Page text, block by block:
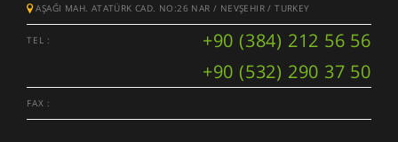
AŞAĞI MAH. ATATÜRK CAD. NO:26 NAR / NEVŞEHIR / TURKEY
TEL :
+90 (384) 212 56 56
+90 (532) 290 37 50
FAX :